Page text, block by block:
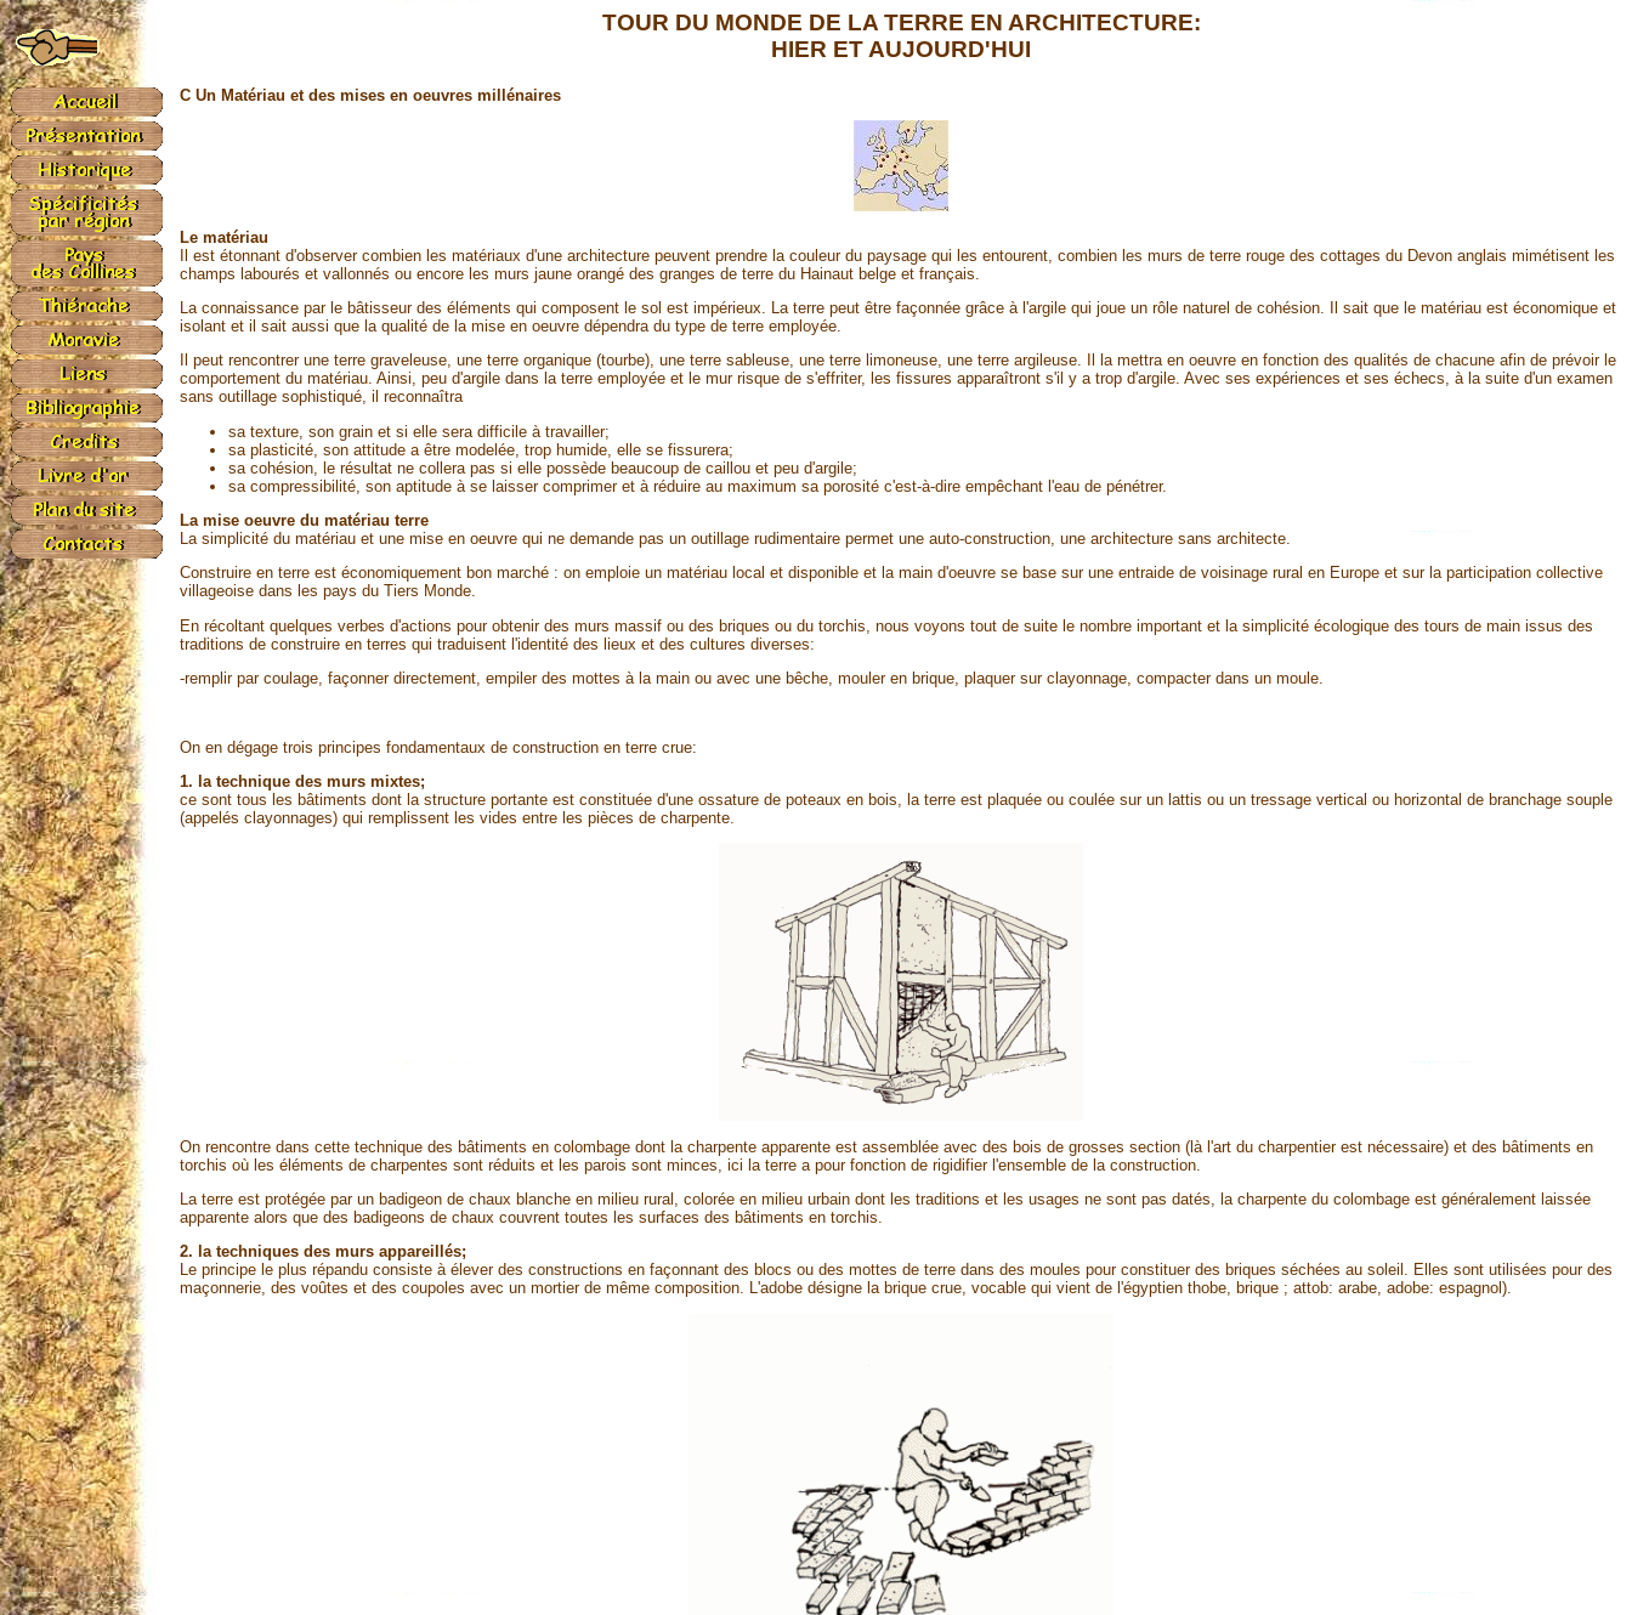
TOUR DU MONDE DE LA TERRE EN ARCHITECTURE:
HIER ET AUJOURD'HUI
C Un Matériau et des mises en oeuvres millénaires
Le matériau
Il est étonnant d'observer combien les matériaux d'une architecture peuvent prendre la couleur du paysage qui les entourent, combien les murs de terre rouge des cottages du Devon anglais mimétisent les
champs labourés et vallonnés ou encore les murs jaune orangé des granges de terre du Hainaut belge et français.
La connaissance par le bâtisseur des éléments qui composent le sol est impérieux. La terre peut être façonnée grâce à l'argile qui joue un rôle naturel de cohésion. Il sait que le matériau est économique et
isolant et il sait aussi que la qualité de la mise en oeuvre dépendra du type de terre employée.
Il peut rencontrer une terre graveleuse, une terre organique (tourbe), une terre sableuse, une terre limoneuse, une terre argileuse. Il la mettra en oeuvre en fonction des qualités de chacune afin de prévoir le
comportement du matériau. Ainsi, peu d'argile dans la terre employée et le mur risque de s'effriter, les fissures apparaîtront s'il y a trop d'argile. Avec ses expériences et ses échecs, à la suite d'un examen
sans outillage sophistiqué, il reconnaîtra
sa texture, son grain et si elle sera difficile à travailler;
sa plasticité, son attitude a être modelée, trop humide, elle se fissurera;
sa cohésion, le résultat ne collera pas si elle possède beaucoup de caillou et peu d'argile;
sa compressibilité, son aptitude à se laisser comprimer et à réduire au maximum sa porosité c'est-à-dire empêchant l'eau de pénétrer.
La mise oeuvre du matériau terre
La simplicité du matériau et une mise en oeuvre qui ne demande pas un outillage rudimentaire permet une auto-construction, une architecture sans architecte.
Construire en terre est économiquement bon marché : on emploie un matériau local et disponible et la main d'oeuvre se base sur une entraide de voisinage rural en Europe et sur la participation collective
villageoise dans les pays du Tiers Monde.
En récoltant quelques verbes d'actions pour obtenir des murs massif ou des briques ou du torchis, nous voyons tout de suite le nombre important et la simplicité écologique des tours de main issus des
traditions de construire en terres qui traduisent l'identité des lieux et des cultures diverses:
-remplir par coulage, façonner directement, empiler des mottes à la main ou avec une bêche, mouler en brique, plaquer sur clayonnage, compacter dans un moule.
On en dégage trois principes fondamentaux de construction en terre crue:
1. la technique des murs mixtes;
ce sont tous les bâtiments dont la structure portante est constituée d'une ossature de poteaux en bois, la terre est plaquée ou coulée sur un lattis ou un tressage vertical ou horizontal de branchage souple
(appelés clayonnages) qui remplissent les vides entre les pièces de charpente.
On rencontre dans cette technique des bâtiments en colombage dont la charpente apparente est assemblée avec des bois de grosses section (là l'art du charpentier est nécessaire) et des bâtiments en
torchis où les éléments de charpentes sont réduits et les parois sont minces, ici la terre a pour fonction de rigidifier l'ensemble de la construction.
La terre est protégée par un badigeon de chaux blanche en milieu rural, colorée en milieu urbain dont les traditions et les usages ne sont pas datés, la charpente du colombage est généralement laissée
apparente alors que des badigeons de chaux couvrent toutes les surfaces des bâtiments en torchis.
2. la techniques des murs appareillés;
Le principe le plus répandu consiste à élever des constructions en façonnant des blocs ou des mottes de terre dans des moules pour constituer des briques séchées au soleil. Elles sont utilisées pour des
maçonnerie, des voûtes et des coupoles avec un mortier de même composition. L'adobe désigne la brique crue, vocable qui vient de l'égyptien thobe, brique ; attob: arabe, adobe: espagnol).